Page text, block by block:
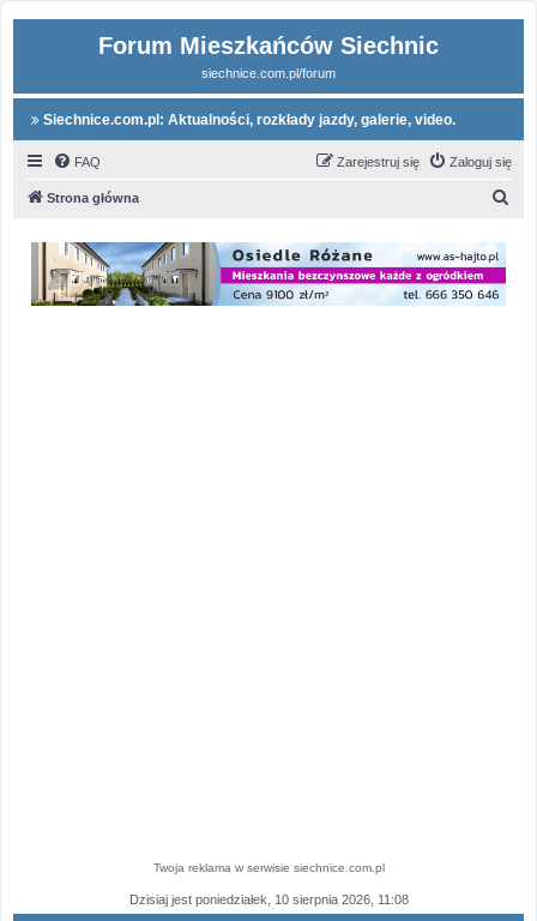
Forum Mieszkańców Siechnic
siechnice.com.pl/forum
Siechnice.com.pl: Aktualności, rozkłady jazdy, galerie, video.
FAQ Zaloguj się
Zarejestruj się
Strona główna
Twoja reklama w serwisie siechnice.com.pl
Dzisiaj jest poniedziałek, 10 sierpnia 2026, 11:08